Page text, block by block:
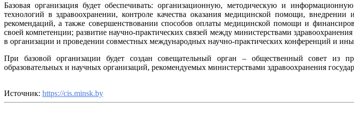
Базовая организация будет обеспечивать: организационную, методическую и
технологий в здравоохранении, контроле качества оказания медицинской помощи,
рекомендаций, а также совершенствовании способов оплаты медицинской помощи и
своей компетенции; развитие научно-практических связей между министерствами
в организации и проведении совместных международных научно-практических конференций и
При базовой организации будет создан совещательный орган – общественный совет из
образовательных и научных организаций, рекомендуемых министерствами здравоохранения
Источник: https://cis.minsk.by